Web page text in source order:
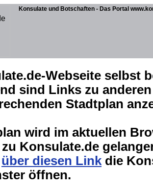
Konsulate und Botschaften - Das Portal
Webseite selbst
sind Links zu
Stadtplan
wird im aktuellen
Konsulate.de
über diesen Link die
öffnen.